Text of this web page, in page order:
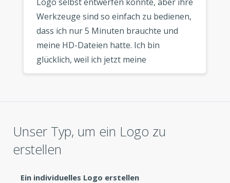
Werkzeuge sind so einfach zu bedienen,
dass ich nur 5 Minuten brauchte und
meine HD-Dateien hatte. Ich bin
glücklich, weil ich jetzt meine
Visitenkarten machen kann. Ich würde
Unser Typ, um ein Logo zu
erstellen
Ein individuelles Logo erstellen